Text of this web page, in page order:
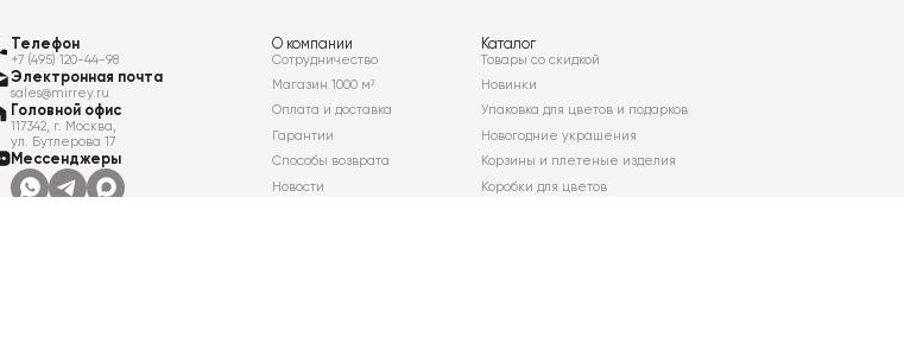
Телефон
+7 (495) 120-44-98
Электронная почта
sales@mirrey.ru
Головной офис
117342, г. Москва,
ул. Бутлерова 17
Мессенджеры
О компании
Сотрудничество
Магазин 1000 м²
Оплата и доставка
Гарантии
Способы возврата
Новости
Каталог
Товары со скидкой
Новинки
Упаковка для цветов и подарков
Новогодние украшения
Корзины и плетеные изделия
Коробки для цветов